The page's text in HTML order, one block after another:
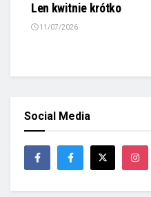
Len kwitnie krótko
11/07/2026
Social Media